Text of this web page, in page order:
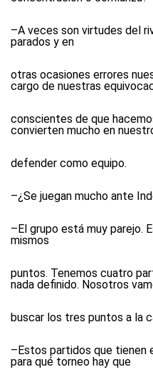
–A veces son virtudes del
parados y en
otras ocasiones errores
cargo de nuestras
conscientes de que
convierten mucho en
defender como equipo.
–¿Se juegan mucho ante
–El grupo está muy parejo.
mismos
puntos. Tenemos cuatro
nada definido. Nosotros
buscar los tres puntos a la
–Estos partidos que tienen
para qué torneo hay que